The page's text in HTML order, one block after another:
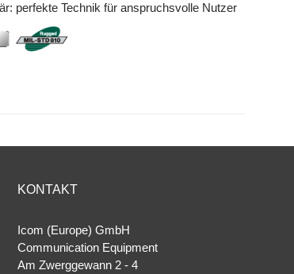
perfekte Technik für anspruchsvolle Nutzer
KONTAKT
Icom (Europe) GmbH
Communication Equipment
Am Zwerggewann 2 ‐ 4